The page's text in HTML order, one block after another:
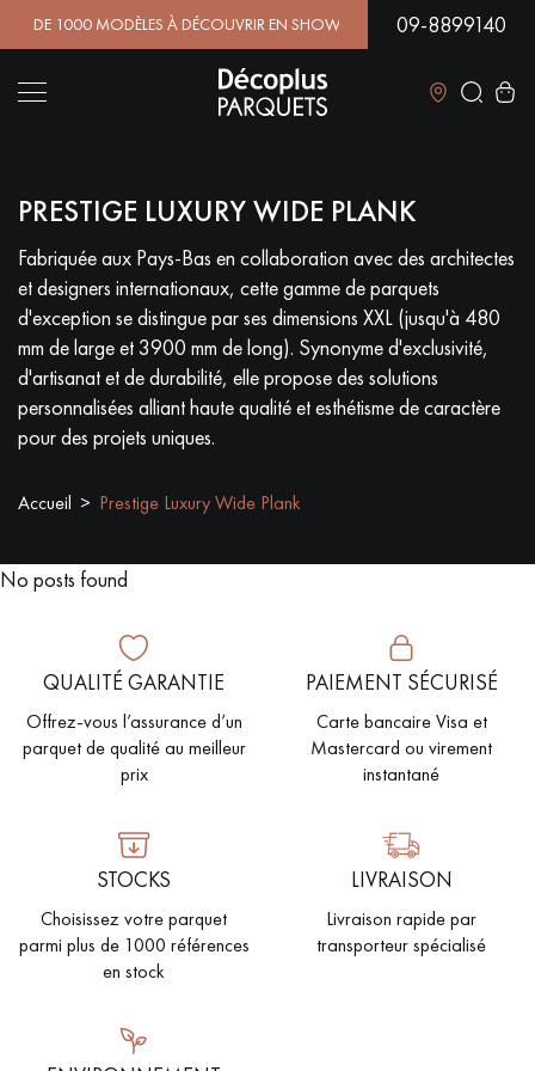
MODÈLES À DÉCOUVRIR EN SHOWROOM |09-8899140
LES RECHERCHES LES PLUS COURANTES
PARQUET MASSIF
PARQUET CONTRECOLLÉ -
FLOTTANT
SOL PLAQUÉ BOIS VERITABLES
PARQUETS À MOTIFS
TRADITIONNELS
PARQUET EN BOIS EXOTIQUE
PARQUET HUILÉ
PARQUET VIEILLI PARQUET EN CHÊNE FUMÉ
ACCESSOIRES PARQUET
D'INTÉRIEUR
Nos experts sont à votre disposition pour vous guider pas à
PRESTIGE LUXURY WIDE PLANK
Fabriquée aux Pays-Bas en collaboration avec des architectes
et designers internationaux, cette gamme de parquets
d'exception se distingue par ses dimensions XXL (jusqu'à 480
mm de large et 3900 mm de long). Synonyme d'exclusivité,
d'artisanat et de durabilité, elle propose des solutions
personnalisées alliant haute qualité et esthétisme de caractère
pour des projets uniques.
Accueil Prestige Luxury Wide Plank
No posts found
QUALITÉ GARANTIE
Offrez-vous l’assurance d’un
parquet de qualité au meilleur
prix
PAIEMENT SÉCURISÉ
Carte bancaire Visa et
Mastercard ou virement
instantané
STOCKS
Choisissez votre parquet
parmi plus de 1000 références
en stock
LIVRAISON
Livraison rapide par
transporteur spécialisé